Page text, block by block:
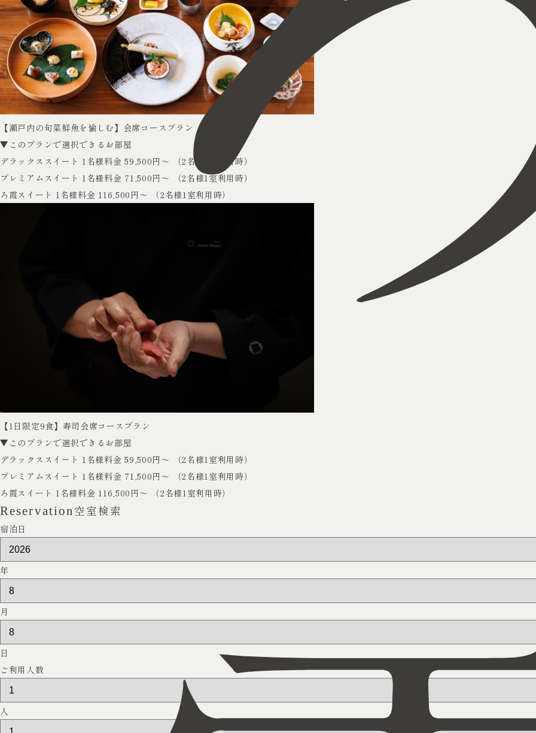
【瀬戸内の旬菜鮮魚を愉しむ】会席コースプラン
▼このプランで選択できるお部屋
デラックススイート 1名様料金 59,500円～ （2名様1室利用時）
プレミアムスイート 1名様料金 71,500円～ （2名様1室利用時）
ろ霞スイート 1名様料金 116,500円～ （2名様1室利用時）
【1日限定9食】寿司会席コースプラン
▼このプランで選択できるお部屋
デラックススイート 1名様料金 59,500円～ （2名様1室利用時）
プレミアムスイート 1名様料金 71,500円～ （2名様1室利用時）
ろ霞スイート 1名様料金 116,500円～ （2名様1室利用時）
Reservation空室検索
宿泊日
年
月
日
ご利用人数
人